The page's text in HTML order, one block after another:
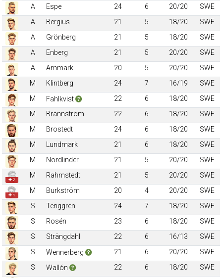
A
Espe 24 6 20/20
SWE
A
Bergius 21 5 18/20
SWE
A
Grönberg 21 5 18/20
SWE
A
Enberg 21 5 20/20
SWE
A
Arnmark 20 5 20/20
SWE
M
Klintberg 24 7 16/19
SWE
M
Fahlkvist 22 6 18/20
SWE
M
Brännström 22 6 18/20
SWE
M
Brostedt 24 6 18/20
SWE
M
Lundmark 21 6 18/20
SWE
M
Nordlinder 21 5 20/20 SWE
✚ 7
M Rahmstedt 21 5 20/20 SWE
✚ 1
M Burkström 20 4 20/20
SWE
S
Tenggren 24 7 18/20
SWE
S
Rosén 23 6 18/20
SWE
S
Strängdahl 22 6 16/13
SWE
S
Wennerberg 21 6 20/20
SWE
S
Wallón 22 6 18/20
SWE